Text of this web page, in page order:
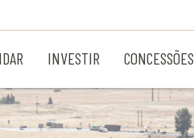
INVESTIR CONCESSÕES